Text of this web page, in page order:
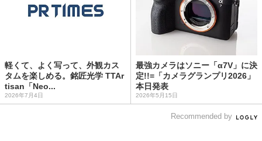
軽くて、よく写って、外観カス
タムを楽しめる。銘匠光学 TTAr
tisan「Neo...
2026年7月4日
最強カメラはソニー「α7V」に決
定!!=「カメラグランプリ2026」
本日発表
2026年5月15日
Recommended by